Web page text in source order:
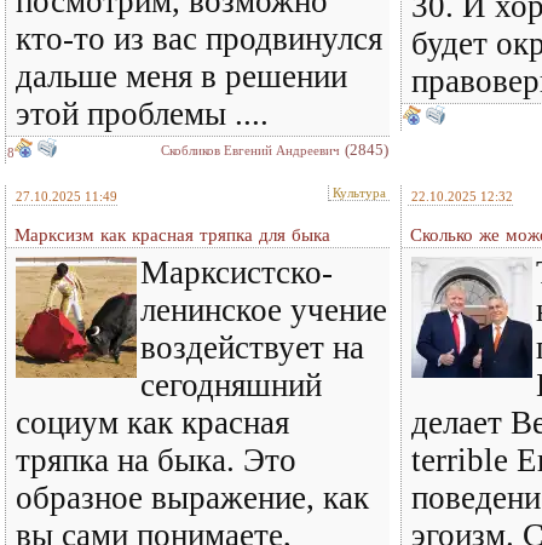
кто-то из вас продвинулся
дальше меня в решении
этой проблемы ....
8 Скобликов Евгений Андреевич (2845)
будет
27.10.2025 11:49 Культура
Марксизм как красная тряпка для быка
Марксистско-
ленинское учение
воздействует на
сегодняшний
социум как красная
тряпка на быка. Это
образное выражение, как
вы сами понимаете,
22.10.2025 12:32
Сколько же
делает
terrible
эгоизм.